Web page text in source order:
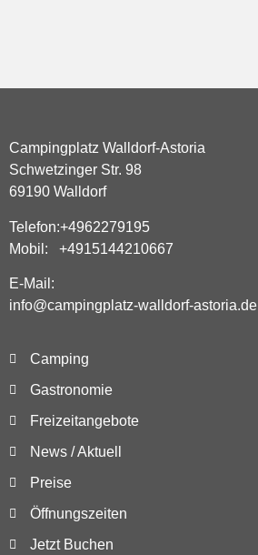
Campingplatz Walldorf-Astoria
Schwetzinger Str. 98
69190 Walldorf
Telefon:+4962279195
Mobil: +4915144210667
E-Mail:
info@campingplatz-walldorf-astoria.de
Camping
Gastronomie
Freizeitangebote
News / Aktuell
Preise
Öffnungszeiten
Jetzt Buchen